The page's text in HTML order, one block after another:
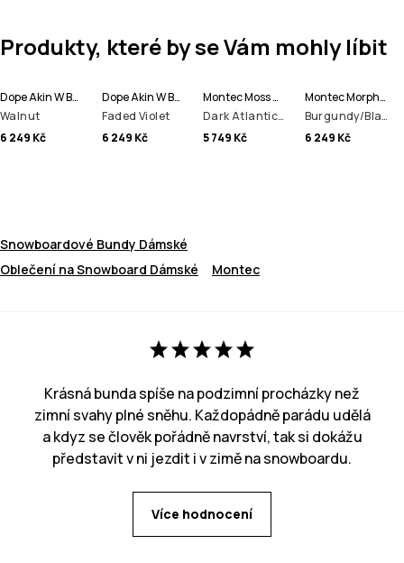
Produkty, které by se Vám mohly líbit
Dope Akin W Bunda na Snowboard Dámské
Walnut
6 249 Kč
Dope Akin W Bunda na Snowboard Dámské
Faded Violet
6 249 Kč
Montec Moss W Bunda na Snowboard Dámské
Dark Atlantic/Black
5 749 Kč
Montec Morpheus W Bunda na Snowboard Dámské
Burgundy/Black/Light Grey
6 249 Kč
Snowboardové Bundy Dámské
Oblečení na Snowboard Dámské
Montec
Krásná bunda spíše na podzimní procházky než
zimní svahy plné sněhu. Každopádně parádu udělá
a kdyz se člověk pořádně navrství, tak si dokážu
představit v ni jezdit i v zimě na snowboardu.
Více hodnocení